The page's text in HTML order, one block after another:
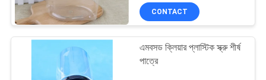
CONTACT
এমবসড ক্লিয়ার প্লাস্টিক স্ক্রু শীর্ষ
পাত্রে